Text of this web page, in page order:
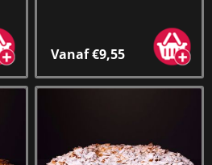
Vanaf €9,55